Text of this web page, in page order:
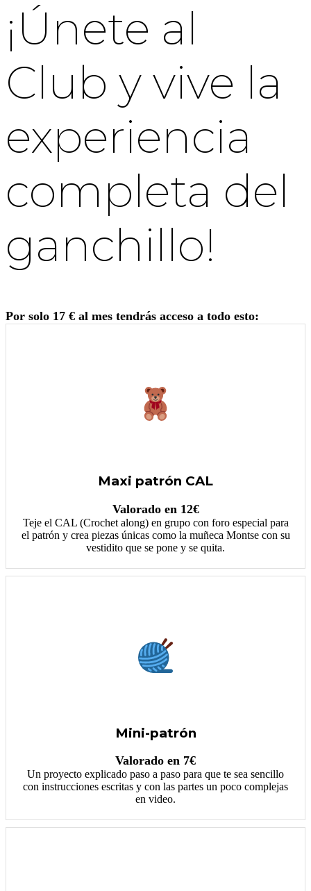
¡Únete al
Club y vive la
experiencia
completa del
ganchillo!
Por solo 17 € al mes tendrás acceso a todo esto:
Maxi patrón CAL
Valorado en 12€
Teje el CAL (Crochet along) en grupo con foro especial para
el patrón y crea piezas únicas como la muñeca Montse con su
vestidito que se pone y se quita.
Mini-patrón
Valorado en 7€
Un proyecto explicado paso a paso para que te sea sencillo
con instrucciones escritas y con las partes un poco complejas
en video.